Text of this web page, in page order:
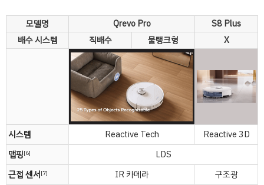
모델명 Qrevo Pro
S8 Plus
배수 시스템
직배수 물탱크형 X
시스템 Reactive Tech
Reactive 3D
맵핑[6]
LDS
근접 센서[7] IR 카메라
구조광